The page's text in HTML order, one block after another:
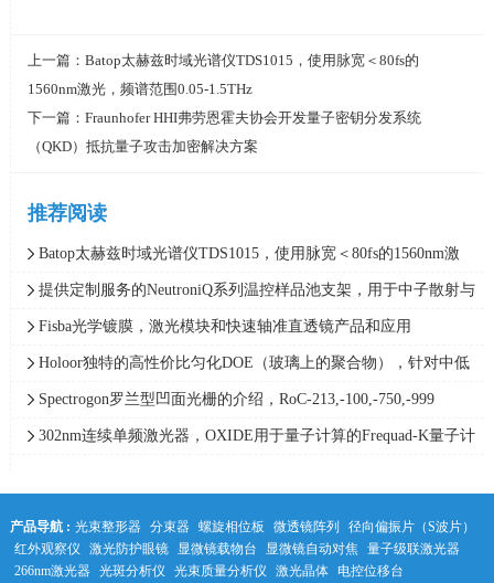
上一篇： Batop太赫兹时域光谱仪TDS1015，使用脉宽＜80fs的
1560nm激光，频谱范围0.05-1.5THz
下一篇： Fraunhofer HHI弗劳恩霍夫协会开发量子密钥分发系统
（QKD）抵抗量子攻击加密解决方案
推荐阅读
Batop太赫兹时域光谱仪TDS1015，使用脉宽＜80fs的1560nm激
光，频谱范围0.05-1.5THz
提供定制服务的NeutroniQ系列温控样品池支架，用于中子散射与
X射线散射实验，Quantum Northwest
Fisba光学镀膜，激光模块和快速轴准直透镜产品和应用
Holoor独特的高性价比匀化DOE（玻璃上的聚合物），针对中低
功率范围应用最精确的光束整形解决方案
Spectrogon罗兰型凹面光栅的介绍，RoC-213,-100,-750,-999
302nm连续单频激光器，OXIDE用于量子计算的Frequad-K量子计
产品导航 : 光束整形器 分束器 螺旋相位板 微透镜阵列
径向偏振片（S波片）
红外观察仪
激光防护眼镜 显微镜载物台 显微镜自动对焦 量子级联激光器
266nm激光器 光斑分析仪 光束质量分析仪 激光晶体 电控位移台